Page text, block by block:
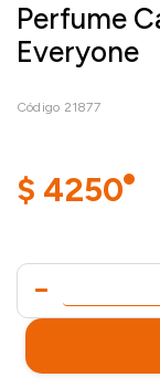
Perfume
Everyone
Código 21877
$ 4250